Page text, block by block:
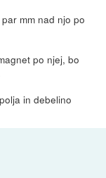
mm nad njo po
po njej, bo
in debelino